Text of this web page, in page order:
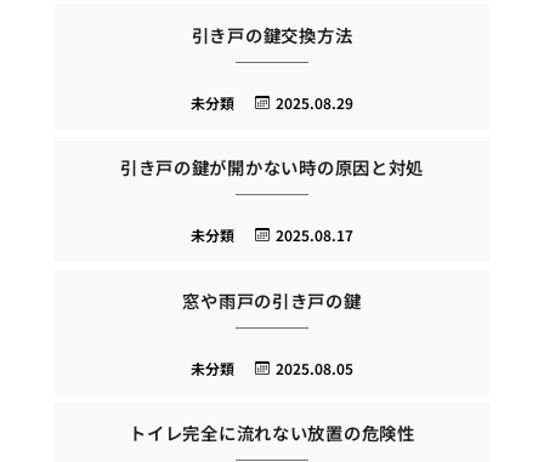
引き戸の鍵交換方法
2025.08.29
未分類
引き戸の鍵が開かない時の原因と対処
2025.08.17
未分類
窓や雨戸の引き戸の鍵
2025.08.05
未分類
トイレ完全に流れない放置の危険性